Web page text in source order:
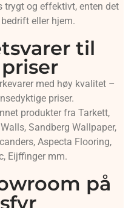
trygt og effektivt, enten det
eller hjem.
til
med høy kvalitet –
priser.
produkter fra Tarkett,
Sandberg Wallpaper,
Aspecta Flooring,
Eijffinger mm.
på